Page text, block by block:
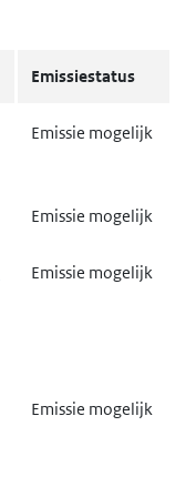
Emissiestatus
Emissie mogelijk
Emissie mogelijk
Emissie mogelijk
Emissie mogelijk